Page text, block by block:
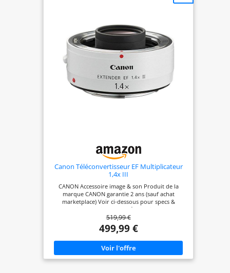
Canon Téléconvertisseur EF Multiplicateur
1,4x III
CANON Accessoire image & son Produit de la
marque CANON garantie 2 ans (sauf achat
marketplace) Voir ci-dessous pour specs &
informations complémentaires
519,99 €
499,99 €